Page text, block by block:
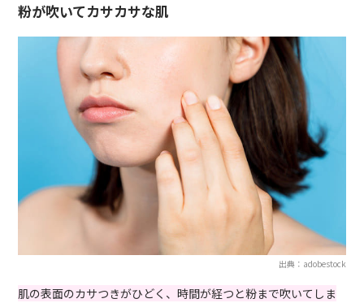
粉が吹いてカサカサな肌
出典：adobestock
肌の表面のカサつきがひどく、時間が経つと粉まで吹いてしま